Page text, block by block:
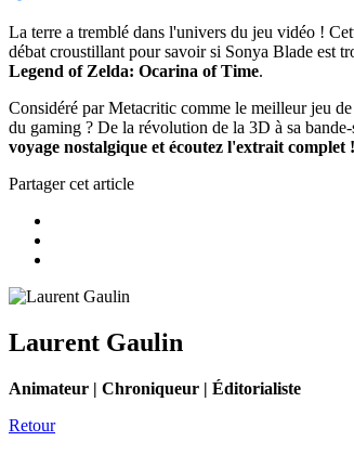
La terre a tremblé dans l'univers du jeu vidéo !
débat croustillant pour savoir si Sonya Blade est
Legend of Zelda: Ocarina of Time.
Considéré par Metacritic comme le meilleur jeu
du gaming ? De la révolution de la 3D à sa
voyage nostalgique et écoutez l'extrait complet !
Partager cet article
Laurent Gaulin
Animateur | Chroniqueur | Éditorialiste
Retour